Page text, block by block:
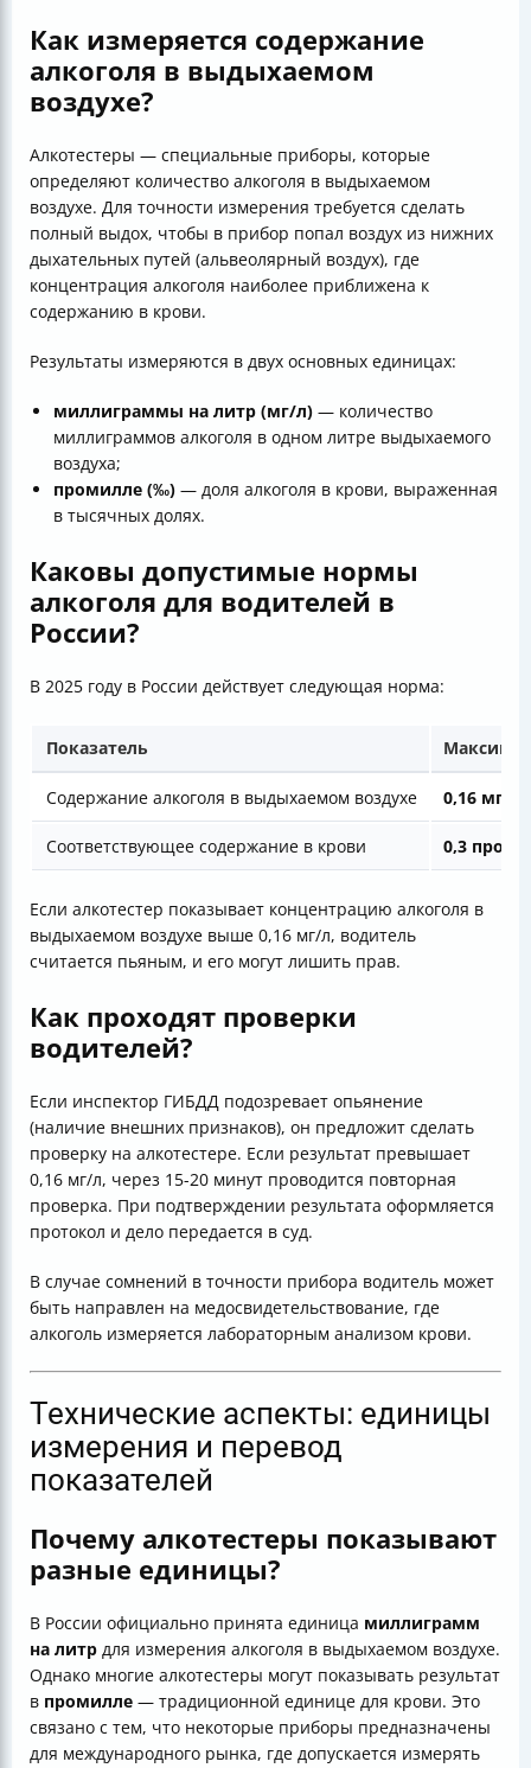
Как измеряется содержание
алкоголя в выдыхаемом
воздухе?
Алкотестеры — специальные приборы, которые
определяют количество алкоголя в выдыхаемом
воздухе. Для точности измерения требуется сделать
полный выдох, чтобы в прибор попал воздух из нижних
дыхательных путей (альвеолярный воздух), где
концентрация алкоголя наиболее приближена к
содержанию в крови.
Результаты измеряются в двух основных единицах:
миллиграммы на литр (мг/л) — количество
миллиграммов алкоголя в одном литре выдыхаемого
воздуха;
промилле (‰) — доля алкоголя в крови, выраженная
в тысячных долях.
Каковы допустимые нормы
алкоголя для водителей в
России?
В 2025 году в России действует следующая норма:
Показатель
Содержание алкоголя в выдыхаемом воздухе 0,16 мг/л
Соответствующее содержание в крови 0,3
Если алкотестер показывает концентрацию алкоголя в
выдыхаемом воздухе выше 0,16 мг/л, водитель
считается пьяным, и его могут лишить прав.
Как проходят проверки
водителей?
Если инспектор ГИБДД подозревает опьянение
(наличие внешних признаков), он предложит сделать
проверку на алкотестере. Если результат превышает
0,16 мг/л, через 15-20 минут проводится повторная
проверка. При подтверждении результата оформляется
протокол и дело передается в суд.
В случае сомнений в точности прибора водитель может
быть направлен на медосвидетельствование, где
алкоголь измеряется лабораторным анализом крови.
Технические аспекты: единицы
измерения и перевод
показателей
Почему алкотестеры показывают
разные единицы?
В России официально принята единица миллиграмм
на литр для измерения алкоголя в выдыхаемом воздухе.
Однако многие алкотестеры могут показывать результат
в промилле — традиционной единице для крови. Это
связано с тем, что некоторые приборы предназначены
для международного рынка, где допускается измерять